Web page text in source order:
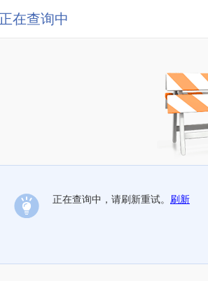
正在查询中
正在查询中，请刷新重试。 刷新